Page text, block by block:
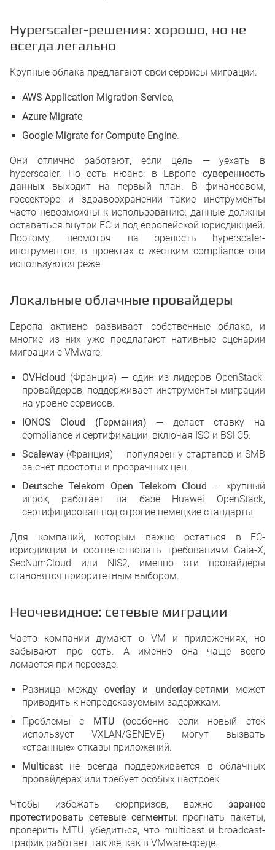
Hyperscaler-решения: хорошо, но не
всегда легально
Крупные облака предлагают свои сервисы миграции:
AWS Application Migration Service,
Azure Migrate,
Google Migrate for Compute Engine.
Они отлично работают, если цель — уехать в
hyperscaler. Но есть нюанс: в Европе суверенность
данных выходит на первый план. В финансовом,
госсекторе и здравоохранении такие инструменты
часто невозможны к использованию: данные должны
оставаться внутри ЕС и под европейской юрисдикцией.
Поэтому, несмотря на зрелость hyperscaler-
инструментов, в проектах с жёстким compliance они
используются реже.
Локальные облачные провайдеры
Европа активно развивает собственные облака, и
многие из них уже предлагают нативные сценарии
миграции с VMware:
OVHcloud (Франция) — один из лидеров OpenStack-
провайдеров, поддерживает инструменты миграции
на уровне сервисов.
IONOS Cloud (Германия) — делает ставку на
compliance и сертификации, включая ISO и BSI C5.
Scaleway(Франция) — популярен у стартапов и SMB
за счёт простоты и прозрачных цен.
Deutsche Telekom Open Telekom Cloud — крупный
игрок, работает на базе Huawei OpenStack,
сертифицирован под строгие немецкие стандарты.
Для компаний, которым важно остаться в ЕС-
юрисдикции и соответствовать требованиям Gaia-X,
SecNumCloud или NIS2, именно эти провайдеры
становятся приоритетным выбором.
Неочевидное: сетевые миграции
Часто компании думают о VM и приложениях, но
забывают про сеть. А именно она чаще всего
ломается при переезде.
Разница междуoverlay и underlay-сетями может
приводить к непредсказуемым задержкам.
Проблемы с
MTU(особенно если новый стек
использует VXLAN/GENEVE) могут вызвать
«странные» отказы приложений.
Multicastне всегда поддерживается в облачных
провайдерах или требует особых настроек.
Чтобы избежать сюрпризов, важно заранее
протестировать сетевые сегменты: прогнать пакеты,
проверить MTU, убедиться, что multicast и broadcast-
трафик работает так же, как в VMware-среде.